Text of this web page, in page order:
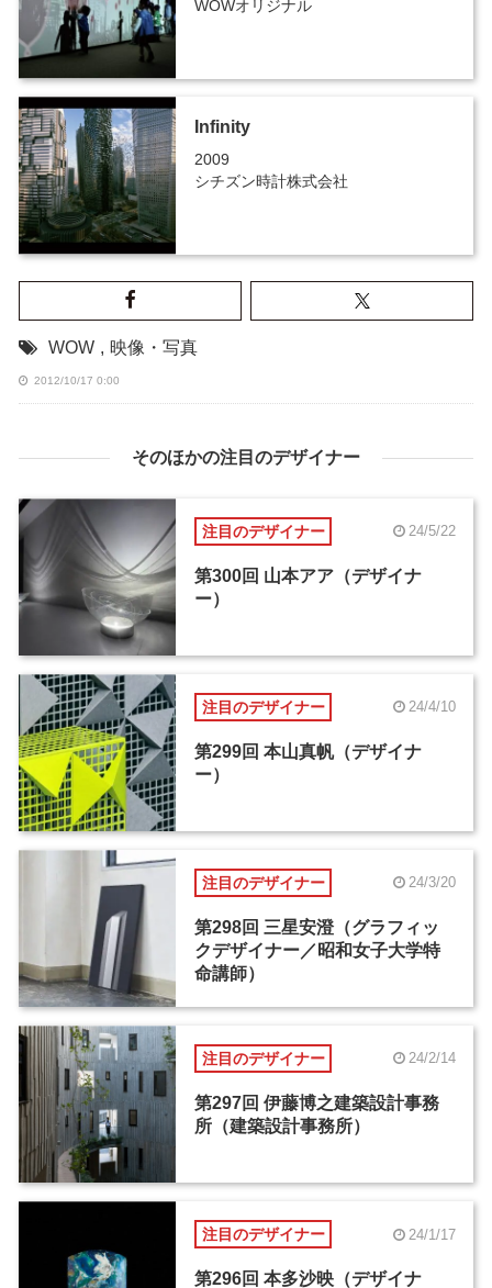
WOWオリジナル
Infinity
2009
シチズン時計株式会社
WOW , 映像・写真
2012/10/17 0:00
そのほかの注目のデザイナー
注目のデザイナー 24/5/22
第300回 山本アア（デザイナ
ー）
注目のデザイナー 24/4/10
第299回 本山真帆（デザイナ
ー）
注目のデザイナー 24/3/20
第298回 三星安澄（グラフィッ
クデザイナー／昭和女子大学特
命講師）
注目のデザイナー 24/2/14
第297回 伊藤博之建築設計事務
所（建築設計事務所）
注目のデザイナー 24/1/17
第296回 本多沙映（デザイナ